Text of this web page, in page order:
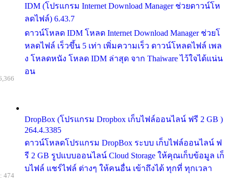
IDM (โปรแกรม Internet Download Manager ช่วยดาวน์โห
ลดไฟล์) 6.43.7
ดาวน์โหลด IDM โหลด Internet Download Manager ช่วยโ
หลดไฟล์ เร็วขึ้น 5 เท่า เพิ่มความเร็ว ดาวน์โหลดไฟล์ เพล
ง โหลดหนัง โหลด IDM ล่าสุด จาก Thaiware ไว้ใจได้แน่น
อน
DropBox (โปรแกรม Dropbox เก็บไฟล์ออนไลน์ ฟรี 2 GB )
264.4.3385
ดาวน์โหลดโปรแกรม DropBox ระบบ เก็บไฟล์ออนไลน์ ฟ
รี 2 GB รูปแบบออนไลน์ Cloud Storage ให้คุณเก็บข้อมูล เก็
บไฟล์ แชร์ไฟล์ ต่างๆ ให้คนอื่น เข้าถึงได้ ทุกที่ ทุกเวลา
474